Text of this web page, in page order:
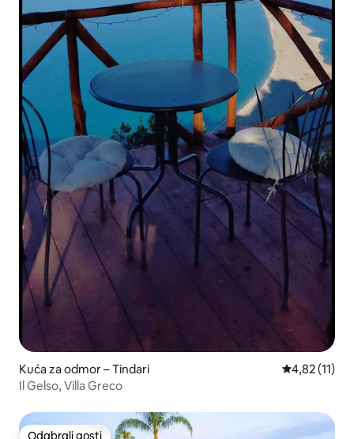
Kuća za odmor – Tindari Prosječna
4,82 (11)
Il Gelso, Villa Greco
Odabrali gosti